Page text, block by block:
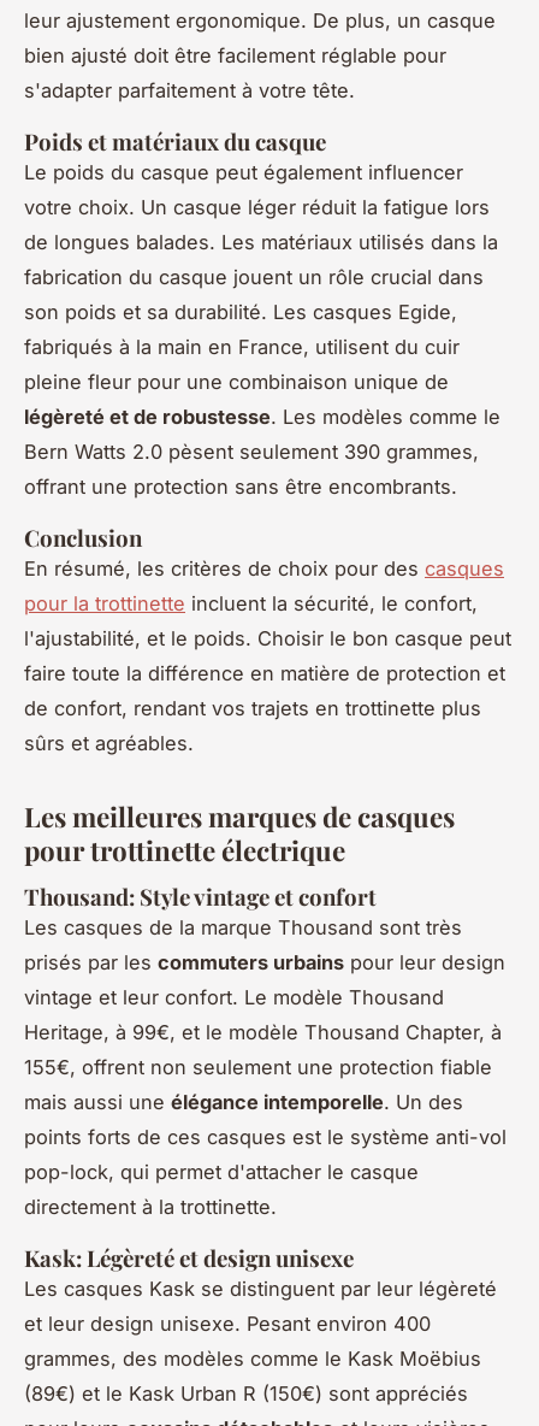
leur ajustement ergonomique. De plus, un casque
bien ajusté doit être facilement réglable pour
s'adapter parfaitement à votre tête.
Poids et matériaux du casque
Le poids du casque peut également influencer
votre choix. Un casque léger réduit la fatigue lors
de longues balades. Les matériaux utilisés dans la
fabrication du casque jouent un rôle crucial dans
son poids et sa durabilité. Les casques Egide,
fabriqués à la main en France, utilisent du cuir
pleine fleur pour une combinaison unique de
légèreté et de robustesse. Les modèles comme le
Bern Watts 2.0 pèsent seulement 390 grammes,
offrant une protection sans être encombrants.
Conclusion
En résumé, les critères de choix pour des casques
pour la trottinette incluent la sécurité, le confort,
l'ajustabilité, et le poids. Choisir le bon casque peut
faire toute la différence en matière de protection et
de confort, rendant vos trajets en trottinette plus
sûrs et agréables.
Les meilleures marques de casques
pour trottinette électrique
Thousand: Style vintage et confort
Les casques de la marque Thousand sont très
prisés par les commuters urbains pour leur design
vintage et leur confort. Le modèle Thousand
Heritage, à 99€, et le modèle Thousand Chapter, à
155€, offrent non seulement une protection fiable
mais aussi une élégance intemporelle. Un des
points forts de ces casques est le système anti-vol
pop-lock, qui permet d'attacher le casque
directement à la trottinette.
Kask: Légèreté et design unisexe
Les casques Kask se distinguent par leur légèreté
et leur design unisexe. Pesant environ 400
grammes, des modèles comme le Kask Moëbius
(89€) et le Kask Urban R (150€) sont appréciés